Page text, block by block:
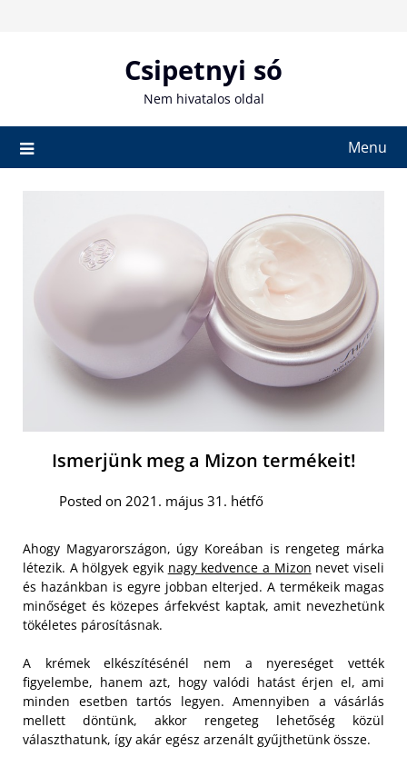
Csipetnyi só
Nem hivatalos oldal
Menu
Ismerjünk meg a Mizon termékeit!
Posted on 2021. május 31. hétfő
Ahogy Magyarországon, úgy Koreában is rengeteg márka
létezik. A hölgyek egyik nagy kedvence a Mizon nevet viseli
és hazánkban is egyre jobban elterjed. A termékeik magas
minőséget és közepes árfekvést kaptak, amit nevezhetünk
tökéletes párosításnak.
A krémek elkészítésénél nem a nyereséget vették
figyelembe, hanem azt, hogy valódi hatást érjen el, ami
minden esetben tartós legyen. Amennyiben a vásárlás
mellett döntünk, akkor rengeteg lehetőség közül
választhatunk, így akár egész arzenált gyűjthetünk össze.